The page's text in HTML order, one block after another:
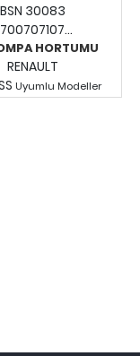
BSN 30083
HORTUMU
RENAULT
Uyumlu Modeller